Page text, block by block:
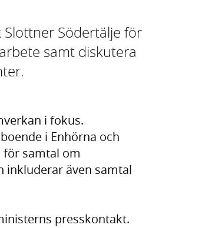
Slottner Södertälje för
samt diskutera
i fokus.
i Enhörna och
samtal om
inkluderar även samtal
presskontakt.